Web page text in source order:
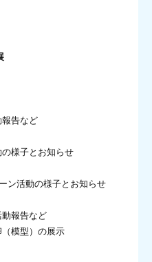
告など
様子とお知らせ
ン活動の様子とお知らせ
報告など
模型）の展示